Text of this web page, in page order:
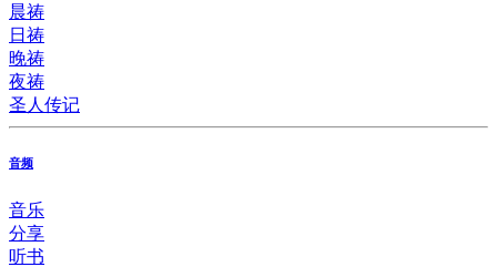
晨祷
日祷
晚祷
夜祷
圣人传记
音频
音乐
分享
听书